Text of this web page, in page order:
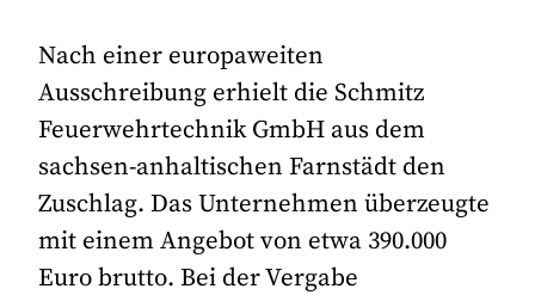
Nach einer europaweiten
Ausschreibung erhielt die Schmitz
Feuerwehrtechnik GmbH aus dem
sachsen-anhaltischen Farnstädt den
Zuschlag. Das Unternehmen überzeugte
mit einem Angebot von etwa 390.000
Euro brutto. Bei der Vergabe